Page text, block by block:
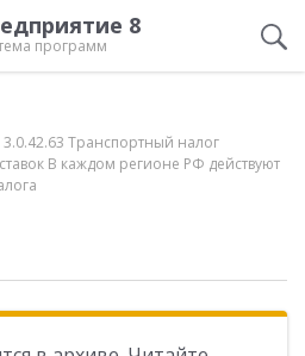
8
программ
Транспортный налог
В каждом регионе РФ действуют